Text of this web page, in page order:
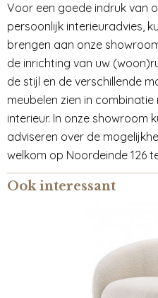
Voor een goede indruk van
persoonlijk interieuradvies,
brengen aan onze
de inrichting van uw
de stijl en de verschillende
meubelen zien in
interieur. In onze showroom
adviseren over de
welkom op Noordeinde 126
Ook interessant